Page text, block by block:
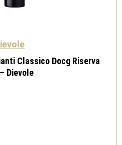
Classico Docg Riserva
Dievole